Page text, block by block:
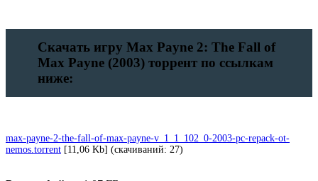
Скачать игру Max Payne 2: The Fall of
Max Payne (2003) торрент по ссылкам
ниже:
max-payne-2-the-fall-of-max-payne-v_1_1_102_0-2003-pc-repack-ot-
nemos.torrent [11,06 Kb] (cкачиваний: 27)